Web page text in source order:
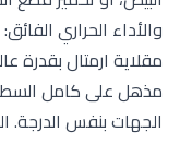
والأداء الحراري
مقلاية ارمتال بقدرة
مذهل على كامل
الجهات بنفس الدرجة.